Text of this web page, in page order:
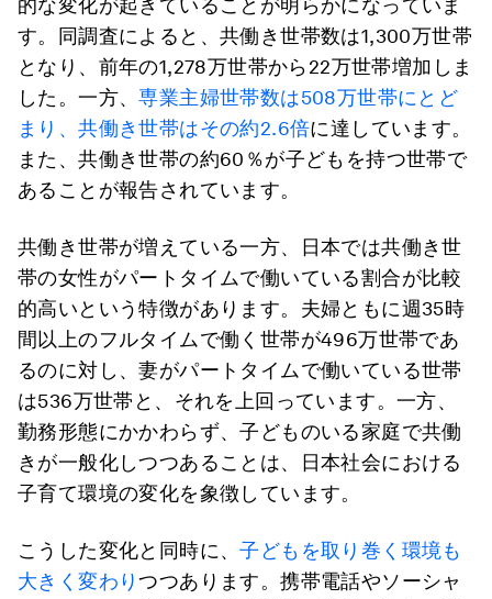
的な変化が起きていることが明らかになっていま
す。同調査によると、共働き世帯数は1,300万世帯
となり、前年の1,278万世帯から22万世帯増加しま
した。一方、専業主婦世帯数は508万世帯にとど
まり、共働き世帯はその約2.6倍に達しています。
また、共働き世帯の約60％が子どもを持つ世帯で
あることが報告されています。
共働き世帯が増えている一方、日本では共働き世
帯の女性がパートタイムで働いている割合が比較
的高いという特徴があります。夫婦ともに週35時
間以上のフルタイムで働く世帯が496万世帯であ
るのに対し、妻がパートタイムで働いている世帯
は536万世帯と、それを上回っています。一方、
勤務形態にかかわらず、子どものいる家庭で共働
きが一般化しつつあることは、日本社会における
子育て環境の変化を象徴しています。
こうした変化と同時に、子どもを取り巻く環境も
大きく変わりつつあります。携帯電話やソーシャ